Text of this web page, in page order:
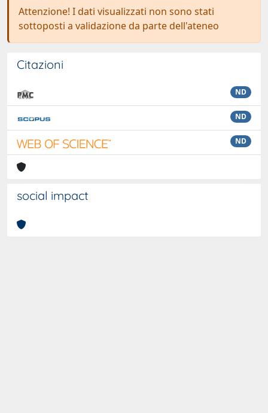
Attenzione! I dati visualizzati non sono stati
sottoposti a validazione da parte dell'ateneo
Citazioni
ND
ND
ND
social impact